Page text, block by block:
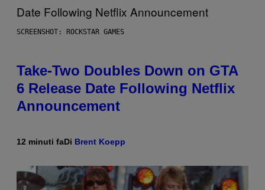
SCREENSHOT: ROCKSTAR GAMES
Take-Two Doubles Down on GTA
6 Release Date Following Netflix
Announcement
12 minuti faDi Brent Koepp